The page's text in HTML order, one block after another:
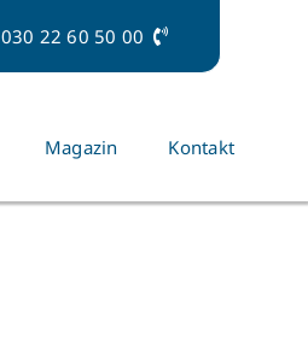
030 22 60 50 00
Magazin Kontakt